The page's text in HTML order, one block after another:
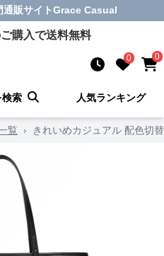
通販サイトGrace Casual
購入で送料無料
0 0
検索 人気ランキング
覧 › きれいめカジュアル 配色切